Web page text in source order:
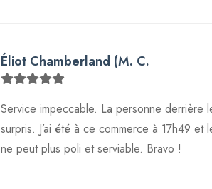
Éliot Chamberland (M. C.
Service impeccable. La personne derrière
surpris. J’ai été à ce commerce à 17h49
ne peut plus poli et serviable. Bravo !